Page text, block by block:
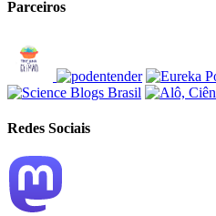
Parceiros
Redes Sociais